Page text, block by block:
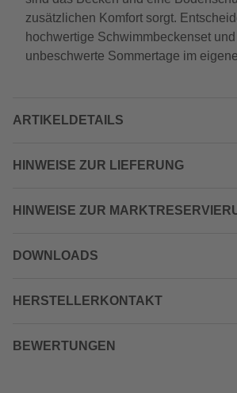
zusätzlichen Komfort sorgt.
hochwertige Schwimmbeckenset
unbeschwerte Sommertage im
ARTIKELDETAILS
HINWEISE ZUR LIEFERUNG
HINWEISE ZUR
DOWNLOADS
HERSTELLERKONTAKT
BEWERTUNGEN